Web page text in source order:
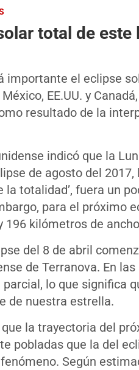
total de
importante el eclipse
EE.UU. y
resultado de la
indicó que la
de agosto del
la totalidad’, fuera un
para el próximo
kilómetros de
del 8 de abril
de Terranova. En
lo que significa
de nuestra estrella.
la trayectoria del
pobladas que la del
Según